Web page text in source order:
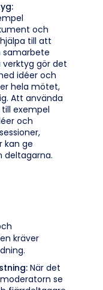
och
till att
verktyg gör det
idéer och
hela mötet,
Att använda
exempel
och
kan ge
deltagarna.
kräver
När det
se